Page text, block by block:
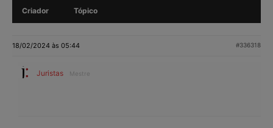
Criador Tópico
18/02/2024 às 05:44 #336318
Juristas Mestre